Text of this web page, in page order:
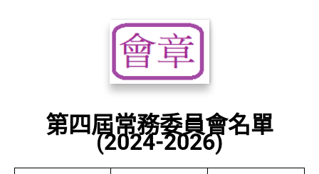
第四屆常務委員會名單
(2024-2026)